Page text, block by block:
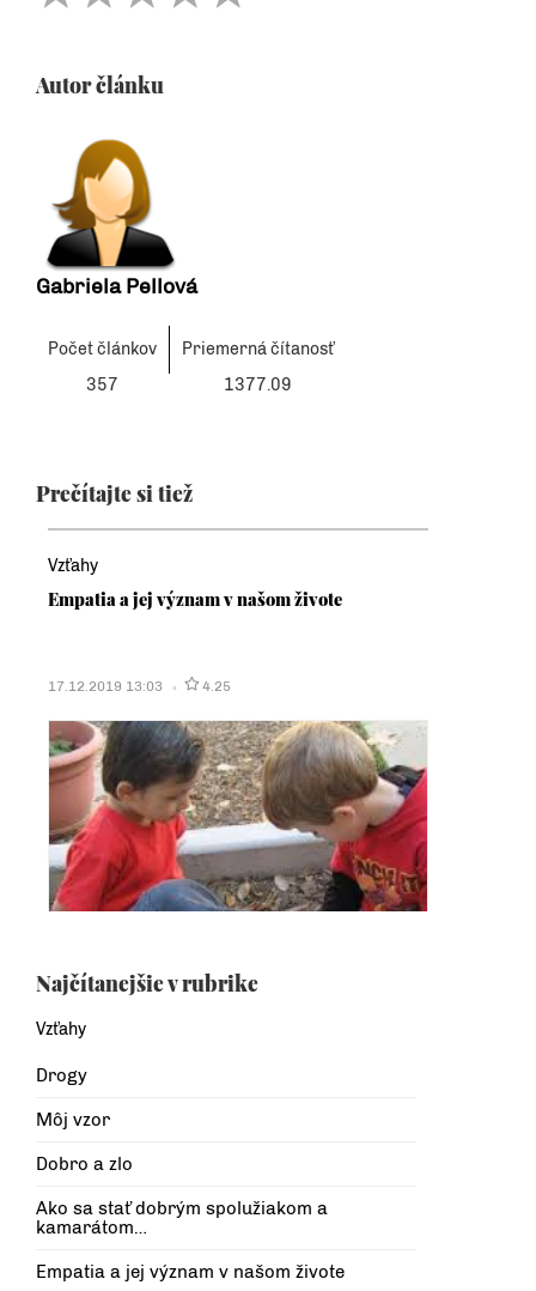
Autor článku
Gabriela Pellová
Počet článkov
Priemerná čítanosť
357
1377.09
Prečítajte si tiež
Vzťahy
Empatia a jej význam v našom živote
17.12.2019 13:03 4.25
Najčítanejšie v rubrike
Vzťahy
Drogy
Môj vzor
Dobro a zlo
Ako sa stať dobrým spolužiakom a
kamarátom…
Empatia a jej význam v našom živote